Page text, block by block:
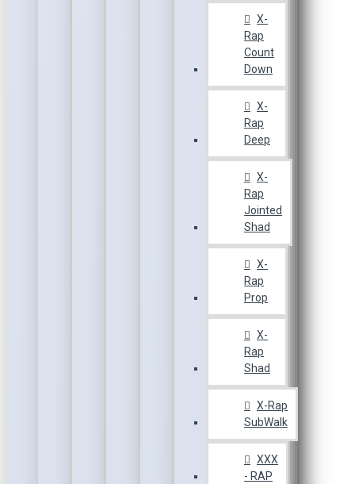
X-
Rap
Count
Down
X-
Rap
Deep
X-
Rap
Jointed
Shad
X-
Rap
Prop
X-
Rap
Shad
X-Rap
SubWalk
XXX
- RAP